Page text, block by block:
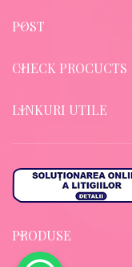
POST
CHECK PROCUCTS
LINKURI UTILE
PRODUSE